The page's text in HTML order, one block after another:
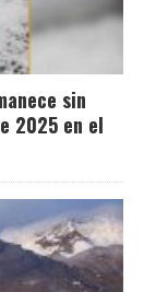
sin
2025 en el